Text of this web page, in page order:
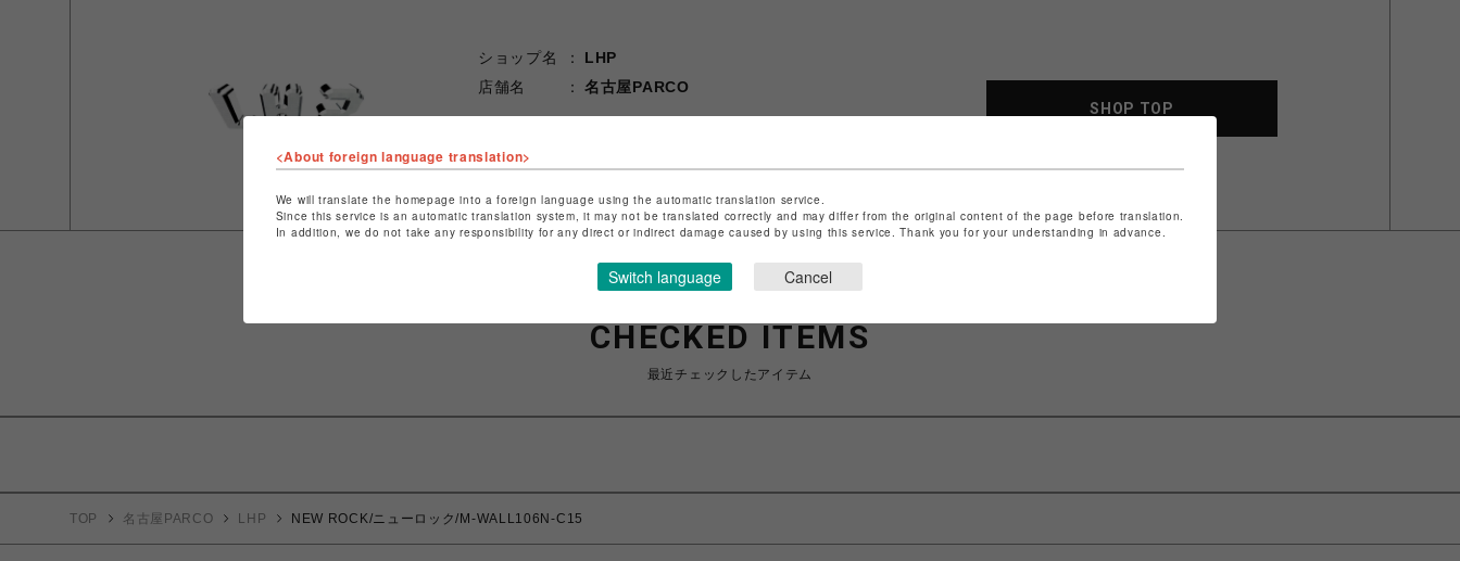
ショップ名
LHP
店舗名
名古屋PARCO
ショップお問い合わせは
SHOP TOP
CHECKED ITEMS
最近チェックしたアイテム
TOP 名古屋PARCO LHP NEW ROCK/ニューロック/M-WALL106N-C15
<About foreign language translation>
We will translate the homepage into a foreign language using the automatic translation service.
Since this service is an automatic translation system, it may not be translated correctly and may differ from the original content of the page before translation.
In addition, we do not take any responsibility for any direct or indirect damage caused by using this service. Thank you for your understanding in advance.
Switch language Cancel